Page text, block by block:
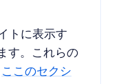
トに表示す
す。これらの
ここのセクシ